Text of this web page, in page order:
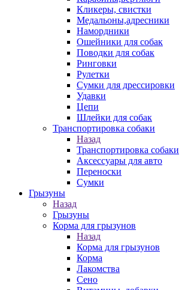
Кликеры, свистки
Медальоны,адресники
Намордники
Ошейники для собак
Поводки для собак
Ринговки
Рулетки
Сумки для дрессировки
Удавки
Цепи
Шлейки для собак
Транспортировка собаки
Назад
Транспортировка собаки
Аксессуары для авто
Переноски
Сумки
Грызуны
Назад
Грызуны
Корма для грызунов
Назад
Корма для грызунов
Корма
Лакомства
Сено